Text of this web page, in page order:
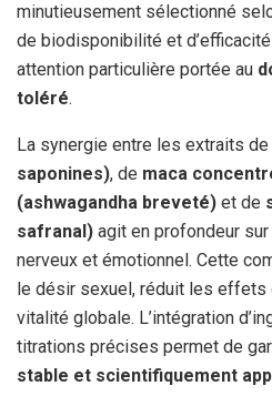
minutieusement sélectionné
de biodisponibilité et
attention particulière portée au
toléré.
La synergie entre les extraits de
saponines), de maca
(ashwagandha breveté) et de
safranal) agit en profondeur
nerveux et émotionnel. Cette
le désir sexuel, réduit les
vitalité globale. L’intégration
titrations précises permet de
stable et scientifiquement